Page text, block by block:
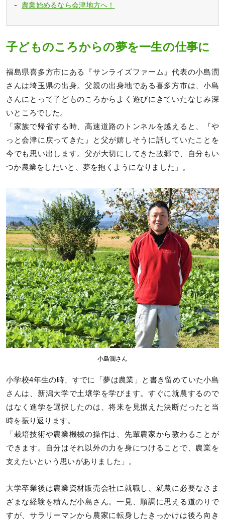
農業始めるなら会津地方へ！
子どものころからの夢を一生の仕事に
福島県喜多方市にある『サンライズファーム』代表の小島潤
さんは埼玉県の出身。父親の出身地である喜多方市は、小島
さんにとって子どものころからよく遊びにきていたなじみ深
いところでした。
「家族で帰省する時、高速道路のトンネルを越えると、『や
っと会津に戻ってきた』と父が嬉しそうに話していたことを
今でも思い出します。父が大切にしてきた故郷で、自分もい
つか農業をしたいと、夢を抱くようになりました」。
小島潤さん
小学校4年生の時、すでに「夢は農業」と書き留めていた小島
さんは、新潟大学で土壌学を学びます。すぐに就農するので
はなく進学を選択したのは、将来を見据えた決断だったと当
時を振り返ります。
「栽培技術や農業機械の操作は、先輩農家から教わることが
できます。自分はそれ以外の力を身につけることで、農業を
支えたいという思いがありました」。
大学卒業後は農業資材販売会社に就職し、就農に必要なさま
ざまな経験を積んだ小島さん。一見、順調に思える道のりで
すが、サラリーマンから農家に転身したきっかけは後ろ向き